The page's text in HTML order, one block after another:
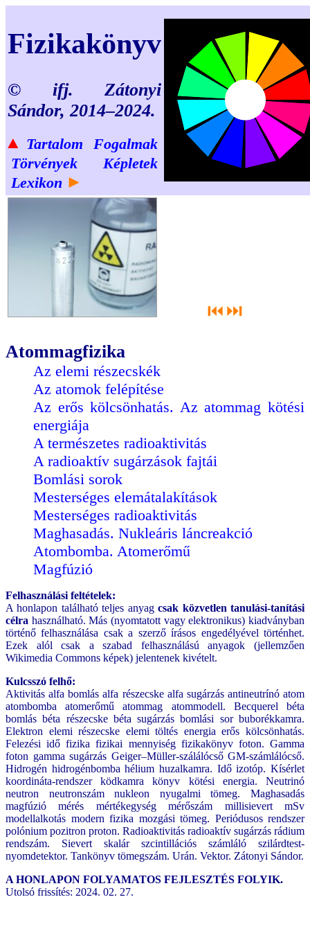
Fizikakönyv
© ifj. Zátonyi
Sándor, 2014–2024.
▲ Tartalom
Fogalmak
Törvények
Képletek
Lexikon ►
⏮ ⏭
Atommagfizika
Az elemi részecskék
Az atomok felépítése
Az erős kölcsönhatás. Az atommag kötési
energiája
A természetes radioaktivitás
A radioaktív sugárzások fajtái
Bomlási sorok
Mesterséges elemátalakítások
Mesterséges radioaktivitás
Maghasadás. Nukleáris láncreakció
Atombomba. Atomerőmű
Magfúzió
Felhasználási feltételek:
A honlapon található teljes anyagcsak közvetlen tanulási-tanítási
célra használható. Más (nyomtatott vagy elektronikus) kiadványban
történő felhasználása csak a szerző írásos engedélyével történhet.
Ezek alól csak a szabad felhasználású anyagok (jellemzően
Wikimedia Commons képek) jelentenek kivételt.
Kulcsszó felhő:
Aktivitás alfa bomlás alfa részecske alfa sugárzás antineutrínó atom
atombomba atomerőmű atommag atommodell. Becquerel béta
bomlás béta részecske béta sugárzás bomlási sor buborékkamra.
Elektron elemi részecske elemi töltés energia erős kölcsönhatás.
Felezési idő fizika fizikai mennyiség fizikakönyv foton. Gamma
foton gamma sugárzás Geiger–Müller-szálálócső GM-számlálócső.
Hidrogén hidrogénbomba hélium huzalkamra. Idő izotóp. Kísérlet
koordináta-rendszer ködkamra könyv kötési energia. Neutrinó
neutron neutronszám nukleon nyugalmi tömeg. Maghasadás
magfúzió mérés mértékegység mérőszám millisievert mSv
modellalkotás modern fizika mozgási tömeg. Periódusos rendszer
polónium pozitron proton. Radioaktivitás radioaktív sugárzás rádium
rendszám. Sievert skalár szcintillációs számláló szilárdtest-
nyomdetektor. Tankönyv tömegszám. Urán. Vektor. Zátonyi Sándor.
A HONLAPON FOLYAMATOS FEJLESZTÉS FOLYIK.
Utolsó frissítés: 2024. 02. 27.